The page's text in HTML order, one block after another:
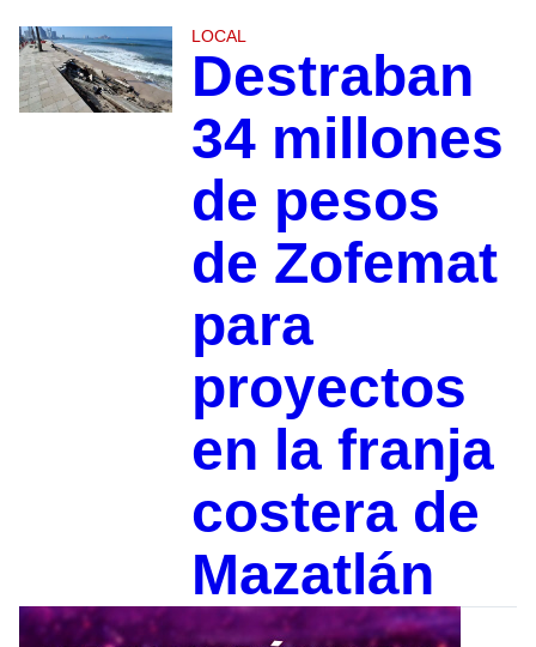
LOCAL
Destraban
34 millones
de pesos
de Zofemat
para
proyectos
en la franja
costera de
Mazatlán